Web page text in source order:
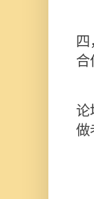
合
论
做